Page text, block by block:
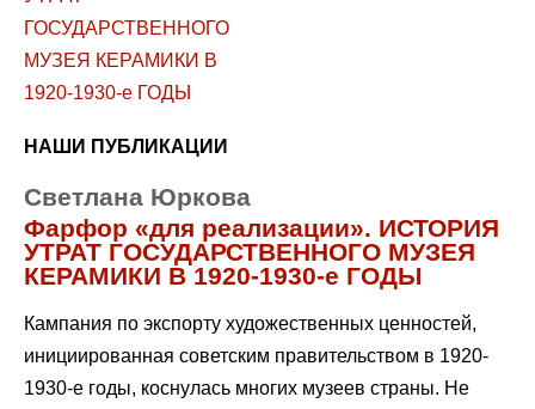
НАШИ ПУБЛИКАЦИИ
Светлана Юркова
Фарфор «для реализации». ИСТОРИЯ
УТРАТ ГОСУДАРСТВЕННОГО МУЗЕЯ
КЕРАМИКИ В 1920-1930-е ГОДЫ
Кампания по экспорту художественных ценностей,
инициированная советским правительством в 1920-
1930-е годы, коснулась многих музеев страны. Не